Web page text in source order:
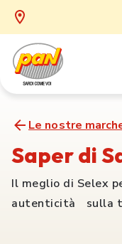
Le nostre
Saper di
Il meglio di Selex
autenticità sulla